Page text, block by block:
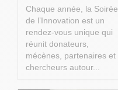
Chaque année, la Soirée
de l’Innovation est un
rendez-vous unique qui
réunit donateurs,
mécènes, partenaires et
chercheurs autour...